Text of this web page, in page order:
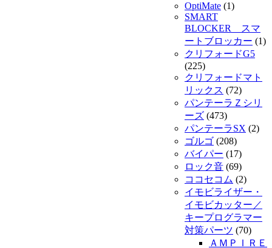
OptiMate (1)
SMART
BLOCKER スマ
ートブロッカー (1)
クリフォードG5
(225)
クリフォードマト
リックス (72)
パンテーラＺシリ
ーズ (473)
パンテーラSX (2)
ゴルゴ (208)
バイパー (17)
ロック音 (69)
ココセコム (2)
イモビライザー・
イモビカッター／
キープログラマー
対策パーツ (70)
ＡＭＰＩＲＥ